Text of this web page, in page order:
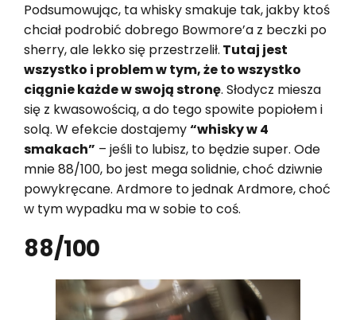
Podsumowując, ta whisky smakuje tak, jakby ktoś
chciał podrobić dobrego Bowmore’a z beczki po
sherry, ale lekko się przestrzelił. Tutaj jest
wszystko i problem w tym, że to wszystko
ciągnie każde w swoją stronę. Słodycz miesza
się z kwasowością, a do tego spowite popiołem i
solą. W efekcie dostajemy“whisky w 4
smakach” – jeśli to lubisz, to będzie super. Ode
mnie 88/100, bo jest mega solidnie, choć dziwnie
powykręcane. Ardmore to jednak Ardmore, choć
w tym wypadku ma w sobie to coś.
88/100